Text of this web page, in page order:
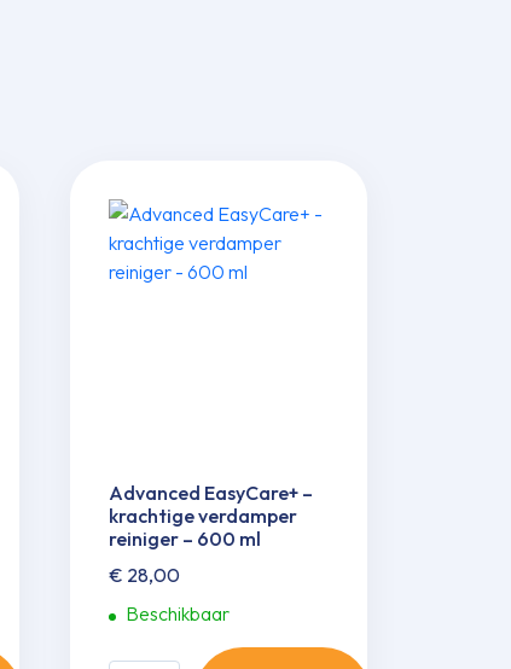
Advanced EasyCare+ –
krachtige verdamper
reiniger – 600 ml
€ 28,00
Beschikbaar